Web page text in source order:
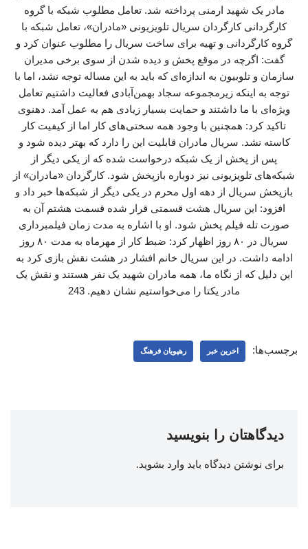
مادر یک شهید ارمنی پرداخته شد. تعامل مطلوب شبکه با گروه
کارگردانی کارگردان سریال تلویزیونی «مادران»، تعامل شبکه با
گروه کارگردانی و تهیه برای ساخت سریال را مطلوب عنوان کرد و
گفت: اگرچه در موقع پخش و دیده شدن از سوی برخی مدیران
سازمان و تلوبیون به اندازه‌ای که باید به این مساله توجه نشد، اما با
توجه به اینکه زیرمجموعه سجاد بهمن‌آبادی فعالیت داشتیم تعامل
ویژه‌ای با ما داشتند و حمایت بسیار زیادی هم به عمل آمد. دهنوی
تاکید کرد: همچنین با وجود همه سختی‌های کار اما از کیفیت کار
کاسته نشد. سریال مادران قابلیت این را دارد که بهتر دیده شود و
پس از پخش از یک شبکه درخواست شده که از یکی دیگر از
شبکه‌های تلویزیونی نیز دوباره بازپخش شود. کارگردان «مادران» از
بازپخش سریال از دهه اول محرم در یکی دیگر از شبکه‌ها خبر داد و
افزود: این سریال هشت قسمتی قرار شده قسمت هشتم آن به
صورت تله فیلم پخش شود. او با اشاره به مدت زمان فیلمبرداری
سریال در ۸۰ روز اظهار کرد: ضبط کار از مهرماه به مدت ۸۰ روز
ادامه داشت. در این سریال خانم افشار در هشت نقش بازی کرد به
این دلیل که از نگاه ما، همه مادران شهید یک نفر هستند و نقش یک
مادر یکتا را می‌خواستیم نشان دهیم. 243
برچسب‌ها: اخرین خبر رهپویان فرهنگ
دیدگاهتان را بنویسید
برای نوشتن دیدگاه باید وارد بشوید.